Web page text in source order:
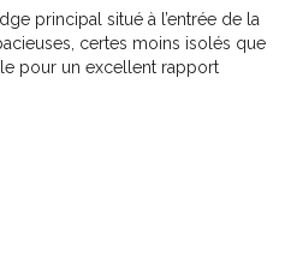
principal situé à l’entrée de la
certes moins isolés que
pour un excellent rapport